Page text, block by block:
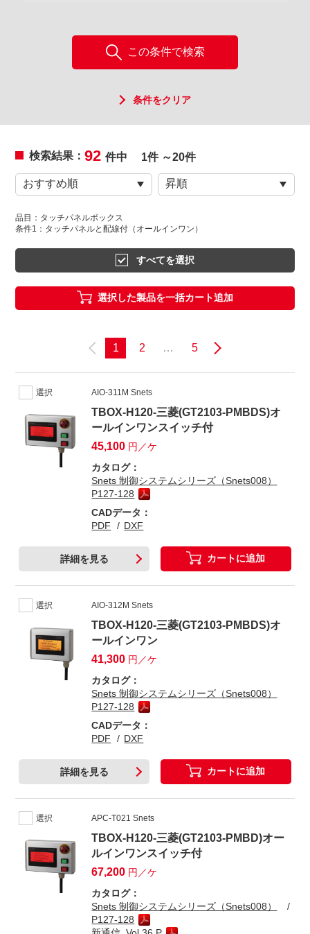
この条件で検索
条件をクリア
検索結果：92件中 1件 ～20件
品目：タッチパネルボックス
条件1：タッチパネルと配線付（オールインワン）
すべてを選択
選択した製品を一括カート追加
1 2 … 5
選択 AIO-311M Snets
TBOX-H120-三菱(GT2103-PMBDS)オ
ールインワンスイッチ付
45,100 円／ケ
カタログ：
Snets 制御システムシリーズ（Snets008）
P127-128
CADデータ：
PDF
DXF
詳細を見る カートに追加
選択 AIO-312M Snets
TBOX-H120-三菱(GT2103-PMBDS)オ
ールインワン
41,300 円／ケ
カタログ：
Snets 制御システムシリーズ（Snets008）
P127-128
CADデータ：
PDF
DXF
詳細を見る カートに追加
選択 APC-T021 Snets
TBOX-H120-三菱(GT2103-PMBD)オー
ルインワンスイッチ付
67,200 円／ケ
カタログ：
Snets 制御システムシリーズ（Snets008）
P127-128